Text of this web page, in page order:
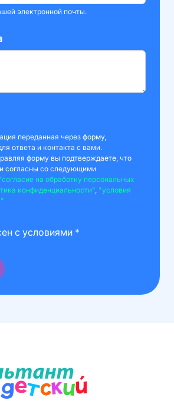
электронной почты.
переданная через форму,
ответа и контакта с вами.
форму вы подтверждаете, что
согласны со следующими
на обработку персональных
конфиденциальности" "условия
с условиями *